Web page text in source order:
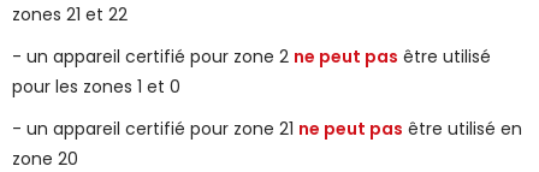
zones 21 et 22
- un appareil certifié pour zone 2 ne peut pas être utilisé
pour les zones 1 et 0
- un appareil certifié pour zone 21 ne peut pas être utilisé en
zone 20